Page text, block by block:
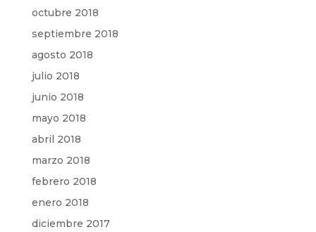
octubre 2018
septiembre 2018
agosto 2018
julio 2018
junio 2018
mayo 2018
abril 2018
marzo 2018
febrero 2018
enero 2018
diciembre 2017